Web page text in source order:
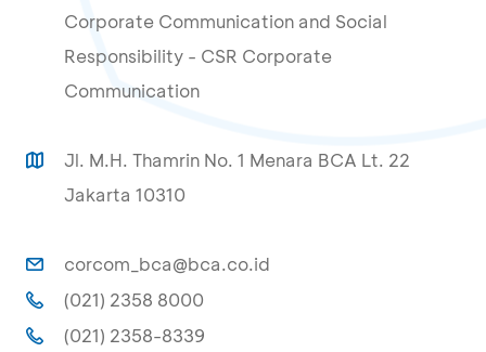
Corporate Communication and Social
Responsibility - CSR Corporate
Communication
Jl. M.H. Thamrin No. 1 Menara BCA Lt. 22
Jakarta 10310
corcom_bca@bca.co.id
(021) 2358 8000
(021) 2358-8339